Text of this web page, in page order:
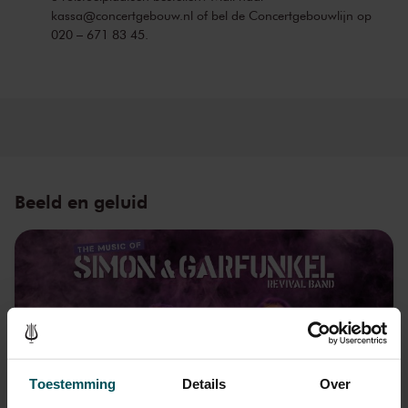
Toestemming Details Over
kassa@concertgebouw.nl of bel de Concertgebouwlijn op
020 – 671 83 45.
Beeld en geluid